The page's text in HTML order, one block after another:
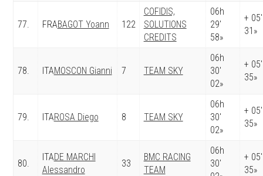
77. FRABAGOT Yoann 122
COFIDIS,
SOLUTIONS
CREDITS
06h
29′
58»
+ 05′
31»
78. ITAMOSCON Gianni 7 TEAM SKY
06h
30′
02»
+ 05′
35»
79. ITAROSA Diego 8 TEAM SKY
06h
30′
02»
+ 05′
35»
80.
ITADE MARCHI
Alessandro
33
BMC RACING
TEAM
06h
30′
+ 05′
35»